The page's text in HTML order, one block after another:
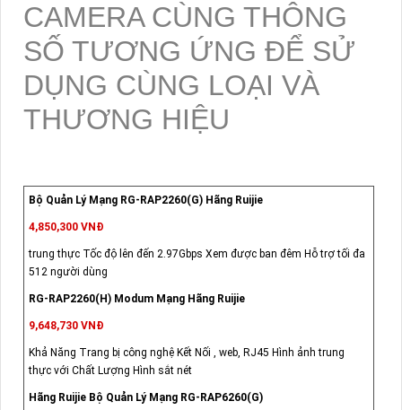
CAMERA CÙNG THÔNG
SỐ TƯƠNG ỨNG ĐỂ SỬ
DỤNG CÙNG LOẠI VÀ
THƯƠNG HIỆU
Bộ Quản Lý Mạng RG-RAP2260(G) Hãng Ruijie
4,850,300 VNĐ
trung thực Tốc độ lên đến 2.97Gbps Xem được ban đêm Hỗ trợ tối đa
512 người dùng
RG-RAP2260(H) Modum Mạng Hãng Ruijie
9,648,730 VNĐ
Khả Năng Trang bị công nghệ Kết Nối , web, RJ45 Hình ảnh trung
thực với Chất Lượng Hình sắt nét
Hãng Ruijie Bộ Quản Lý Mạng RG-RAP6260(G)